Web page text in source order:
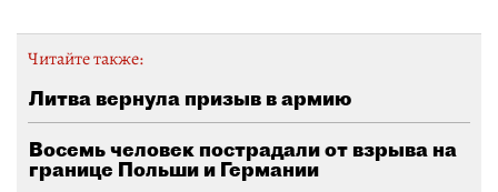
Читайте также:
Литва вернула призыв в армию
Восемь человек пострадали от взрыва на
границе Польши и Германии